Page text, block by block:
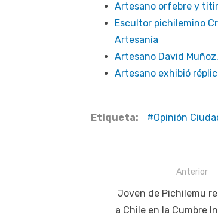
Artesano orfebre y
Escultor pichilemino
Artesanía
Artesano David
Artesano exhibió
Etiqueta: Opinión
NavegaciónAnterior
Publicación
anterior:
Joven de Pichilemu
a Chile en la Cumbre